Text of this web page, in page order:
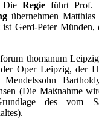
Regieführt Prof.
übernehmen
ist Gerd-Peter Münden,
thomanum
Oper Leipzig, der
(Die Maßnahme
des vom